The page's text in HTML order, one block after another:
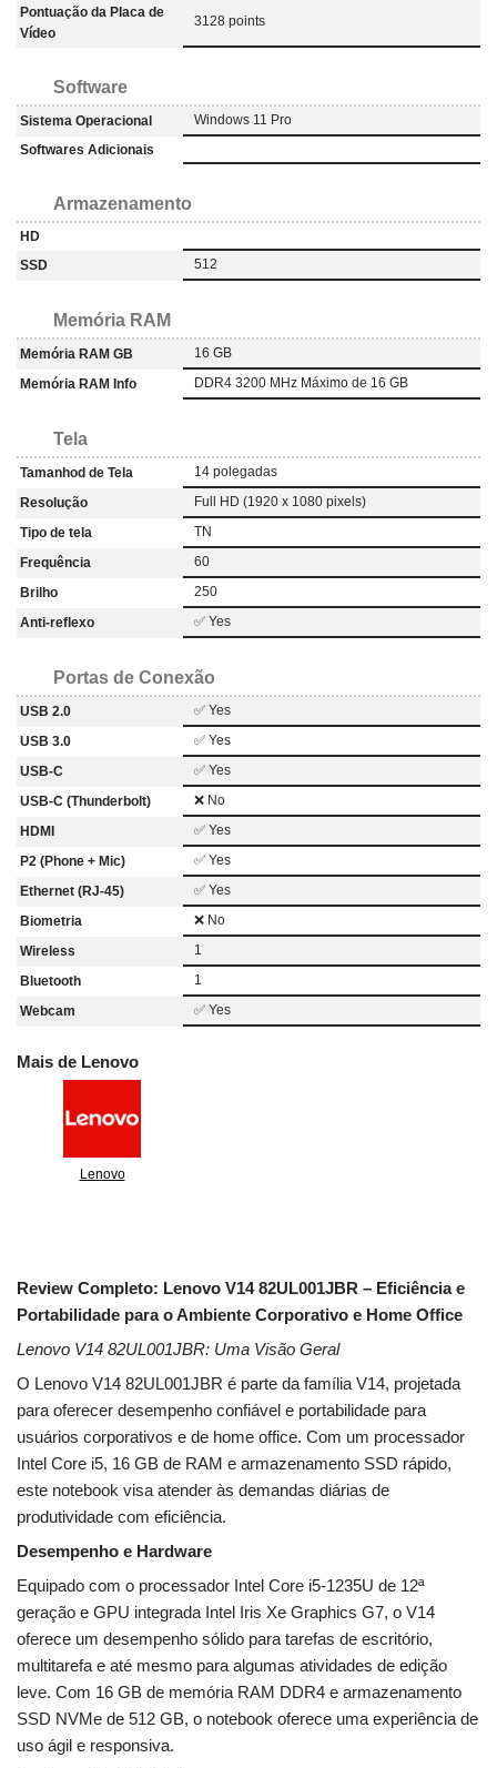
Pontuação da Placa de
Vídeo
3128 points
Software
Sistema Operacional
Windows 11 Pro
Softwares Adicionais
Armazenamento
HD
SSD
512
Memória RAM
Memória RAM GB
16 GB
Memória RAM Info
DDR4 3200 MHz Máximo de 16 GB
Tela
Tamanhod de Tela
14 polegadas
Resolução
Full HD (1920 x 1080 pixels)
Tipo de tela
TN
Frequência
60
Brilho
250
Anti-reflexo
✅ Yes
Portas de Conexão
USB 2.0
✅ Yes
USB 3.0
✅ Yes
USB-C
✅ Yes
USB-C (Thunderbolt)
❌ No
HDMI
✅ Yes
P2 (Phone + Mic)
✅ Yes
Ethernet (RJ-45)
✅ Yes
Biometria
❌ No
Wireless
1
Bluetooth
1
Webcam
✅ Yes
Mais de Lenovo
Lenovo
Review Completo: Lenovo V14 82UL001JBR – Eficiência e
Portabilidade para o Ambiente Corporativo e Home Office
Lenovo V14 82UL001JBR: Uma Visão Geral
O Lenovo V14 82UL001JBR é parte da família V14, projetada
para oferecer desempenho confiável e portabilidade para
usuários corporativos e de home office. Com um processador
Intel Core i5, 16 GB de RAM e armazenamento SSD rápido,
este notebook visa atender às demandas diárias de
produtividade com eficiência.
Desempenho e Hardware
Equipado com o processador Intel Core i5-1235U de 12ª
geração e GPU integrada Intel Iris Xe Graphics G7, o V14
oferece um desempenho sólido para tarefas de escritório,
multitarefa e até mesmo para algumas atividades de edição
leve. Com 16 GB de memória RAM DDR4 e armazenamento
SSD NVMe de 512 GB, o notebook oferece uma experiência de
uso ágil e responsiva.